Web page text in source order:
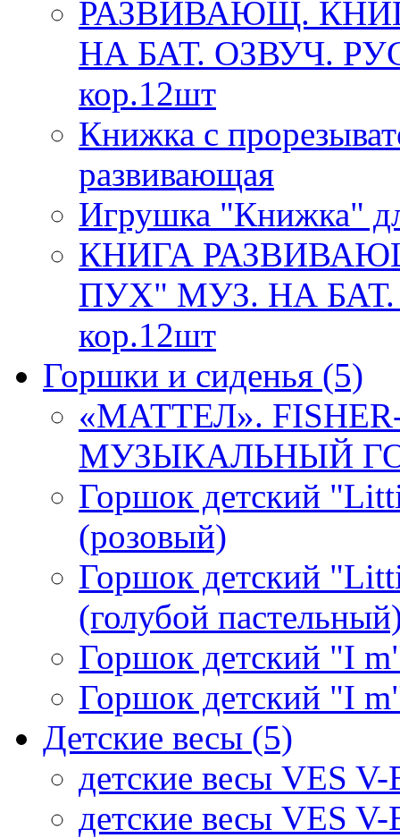
РАЗВИВАЮЩ.
НА БАТ. ОЗВУЧ.
кор.12шт
Книжка с
развивающая
Игрушка "Книжка"
КНИГА
ПУХ" МУЗ. НА
кор.12шт
Горшки и сиденья (5)
«МАТТЕЛ».
МУЗЫКАЛЬНЫЙ
Горшок детский
(розовый)
Горшок детский
(голубой
Горшок детский "I
Горшок детский "I
Детские весы (5)
детские весы VES
детские весы VES